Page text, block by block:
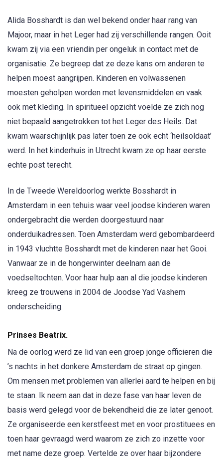
Alida Bosshardt is dan wel bekend onder haar rang van
Majoor, maar in het Leger had zij verschillende rangen. Ooit
kwam zij via een vriendin per ongeluk in contact met de
organisatie. Ze begreep dat ze deze kans om anderen te
helpen moest aangrijpen. Kinderen en volwassenen
moesten geholpen worden met levensmiddelen en vaak
ook met kleding. In spiritueel opzicht voelde ze zich nog
niet bepaald aangetrokken tot het Leger des Heils. Dat
kwam waarschijnlijk pas later toen ze ook echt ‘heilsoldaat’
werd. In het kinderhuis in Utrecht kwam ze op haar eerste
echte post terecht.
In de Tweede Wereldoorlog werkte Bosshardt in
Amsterdam in een tehuis waar veel joodse kinderen waren
ondergebracht die werden doorgestuurd naar
onderduikadressen. Toen Amsterdam werd gebombardeerd
in 1943 vluchtte Bosshardt met de kinderen naar het Gooi.
Vanwaar ze in de hongerwinter deelnam aan de
voedseltochten. Voor haar hulp aan al die joodse kinderen
kreeg ze trouwens in 2004 de Joodse Yad Vashem
onderscheiding.
Prinses Beatrix.
Na de oorlog werd ze lid van een groep jonge officieren die
’s nachts in het donkere Amsterdam de straat op gingen.
Om mensen met problemen van allerlei aard te helpen en bij
te staan. Ik neem aan dat in deze fase van haar leven de
basis werd gelegd voor de bekendheid die ze later genoot.
Ze organiseerde een kerstfeest met en voor prostituees en
toen haar gevraagd werd waarom ze zich zo inzette voor
met name deze groep. Vertelde ze over haar bijzondere